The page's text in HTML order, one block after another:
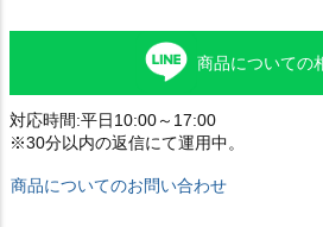
商品についての
対応時間:平日10:00～17:00
※30分以内の返信にて運用中。
商品についてのお問い合わせ